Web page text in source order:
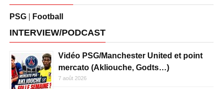
PSG| Football
INTERVIEW/PODCAST
Vidéo PSG/Manchester United et point
mercato (Akliouche, Godts…)
7 août 2026